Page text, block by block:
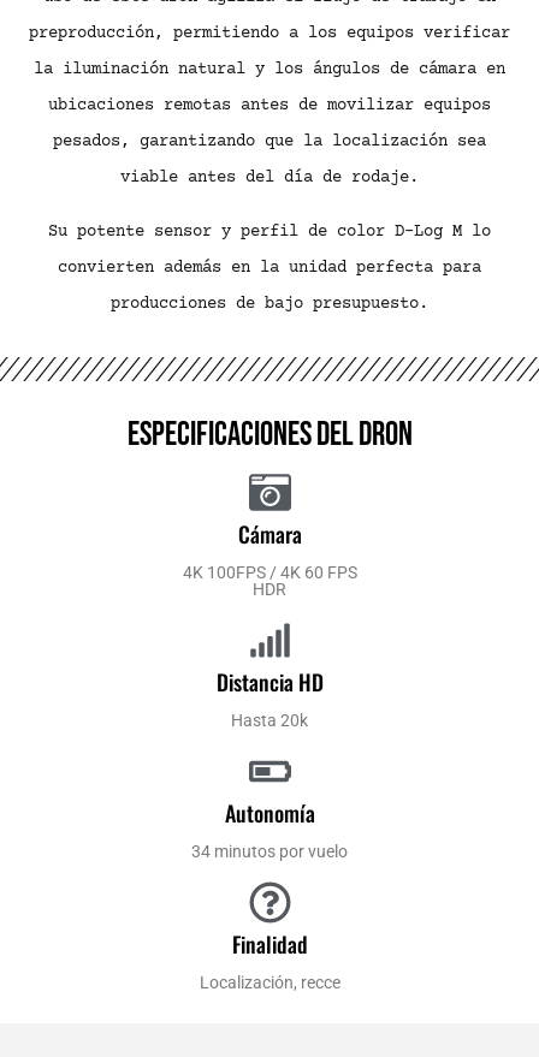
preproducción, permitiendo a los equipos verificar
la iluminación natural y los ángulos de cámara en
ubicaciones remotas antes de movilizar equipos
pesados, garantizando que la localización sea
viable antes del día de rodaje.
Su potente sensor y perfil de color D-Log M lo
convierten además en la unidad perfecta para
producciones de bajo presupuesto.
Especificaciones del dron
Cámara
4K 100FPS / 4K 60 FPS
HDR
Distancia HD
Hasta 20k
Autonomía
34 minutos por vuelo
Finalidad
Localización, recce